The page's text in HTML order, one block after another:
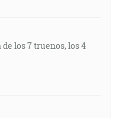
los 7 truenos, los 4